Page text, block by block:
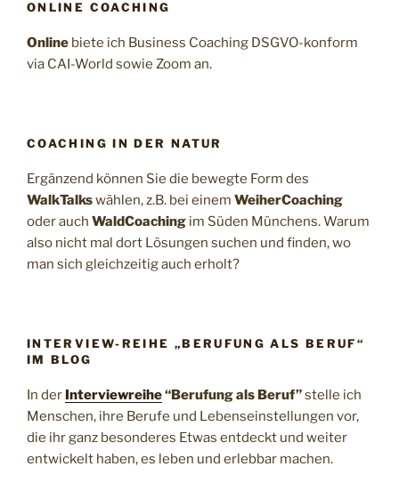
ONLINE COACHING
Online biete ich Business Coaching DSGVO-konform
via CAI-World sowie Zoom an.
COACHING IN DER NATUR
Ergänzend können Sie die bewegte Form des
WalkTalkswählen, z.B. bei einem WeiherCoaching
oder auch WaldCoaching im Süden Münchens. Warum
also nicht mal dort Lösungen suchen und finden, wo
man sich gleichzeitig auch erholt?
INTERVIEW-REIHE „BERUFUNG ALS BERUF“
IM BLOG
In der Interviewreihe“Berufung als Beruf”stelle ich
Menschen, ihre Berufe und Lebenseinstellungen vor,
die ihr ganz besonderes Etwas entdeckt und weiter
entwickelt haben, es leben und erlebbar machen.